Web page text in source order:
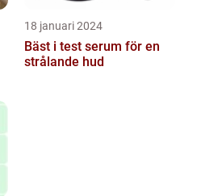
18 januari 2024
Bäst i test serum för en
strålande hud